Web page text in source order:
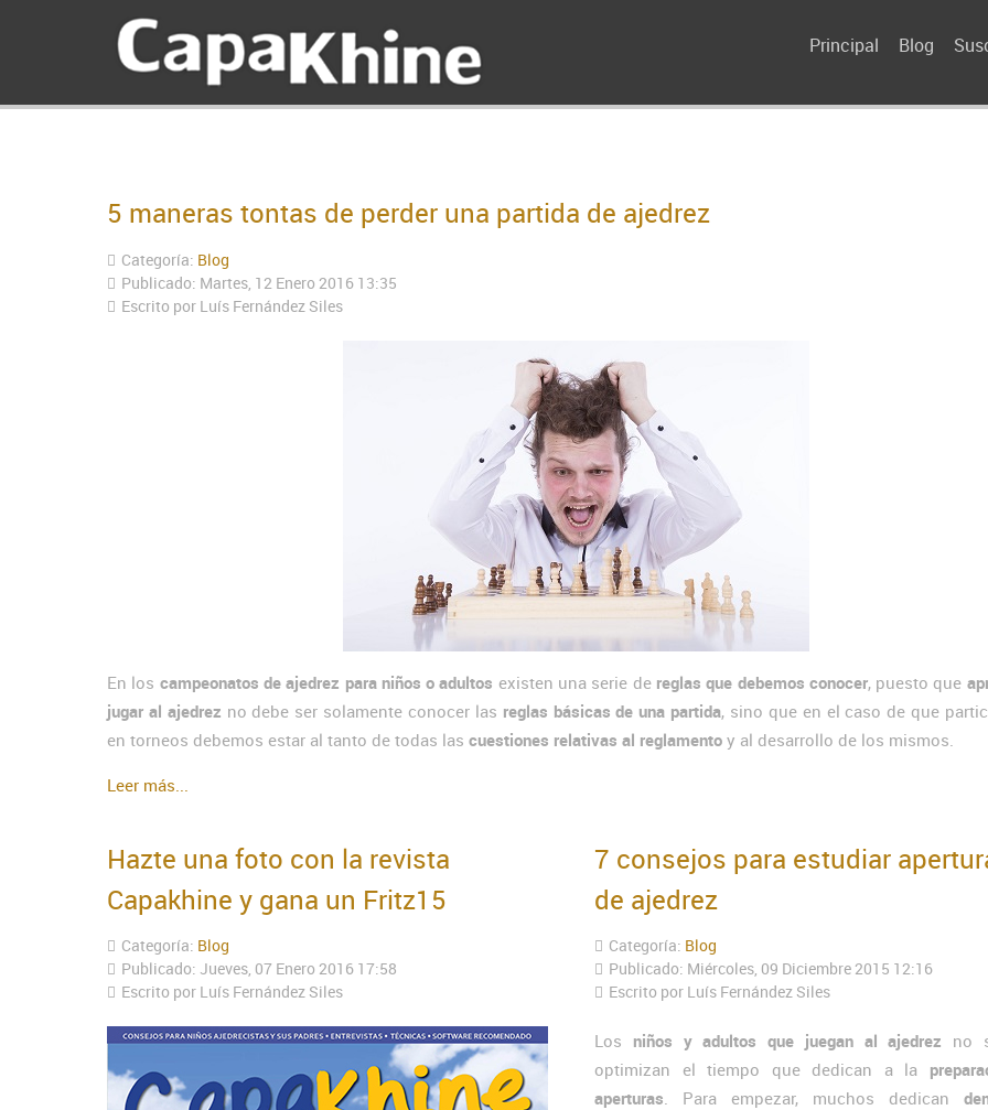
Principal Blog
5 maneras tontas de perder una partida de ajedrez
Categoría: Blog
Publicado: Martes, 12 Enero 2016 13:35
Escrito por Luís Fernández Siles
En los campeonatos de ajedrez para niños o adultos existen una serie de reglas que debemos conocer, puesto que
jugar al ajedrez no debe ser solamente conocer las reglas básicas de una partida, sino que en el caso de que
en torneos debemos estar al tanto de todas las cuestiones relativas al reglamento y al desarrollo de los mismos.
Leer más...
Hazte una foto con la revista
Capakhine y gana un Fritz15
Categoría: Blog
Publicado: Jueves, 07 Enero 2016 17:58
Escrito por Luís Fernández Siles
7 consejos para estudiar
de ajedrez
Categoría: Blog
Publicado: Miércoles, 09 Diciembre 2015 12:16
Escrito por Luís Fernández Siles
Los niños y adultos que juegan al ajedrez no
optimizan el tiempo que dedican a la
aperturas. Para empezar, muchos dedican